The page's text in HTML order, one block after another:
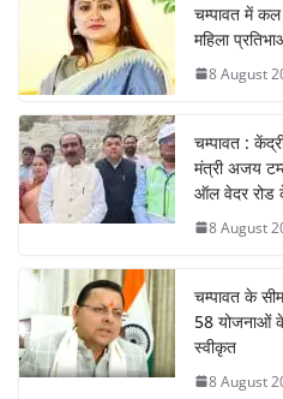
चम्पावत में
महिला
8 August
चम्पावत :
मंत्री अजय
ऑल वेदर रोड
8 August
चम्पावत के
58 योजनाओं
स्वीकृत
8 August